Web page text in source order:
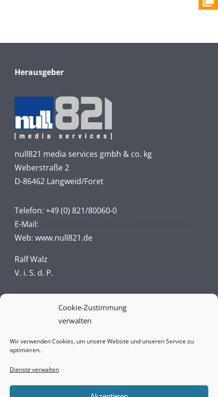
Cookie-Zustimmung
verwalten
Wir verwenden Cookies, um unsere Website und unseren Service zu
optimieren.
Dienste verwalten
Herausgeber
null821 media services gmbh & co. kg
Weberstraße 2
D-86462 Langweid/Foret
Telefon: +49 (0) 821/80060-0
E-Mail:
Web: www.null821.de
Ralf Walz
V. i. S. d. P.
Datenschutz
AGBs
Vertrag widerrufen online
Widerrufsbelehrung